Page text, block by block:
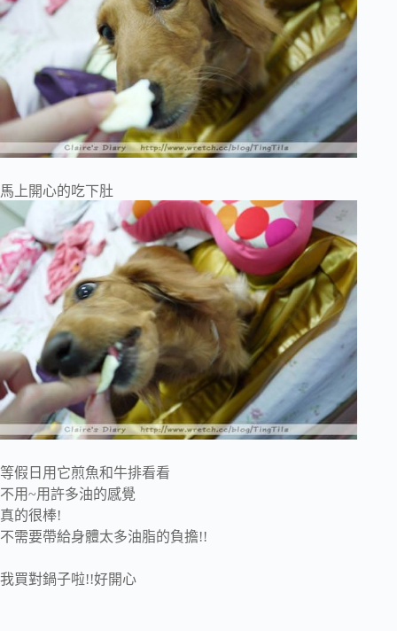
馬上開心的吃下肚
等假日用它煎魚和牛排看看
不用~用許多油的感覺
真的很棒!
不需要帶給身體太多油脂的負擔!!
我買對鍋子啦!!好開心